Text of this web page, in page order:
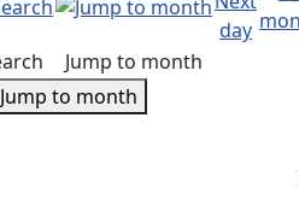
Jump to month
Jump to month